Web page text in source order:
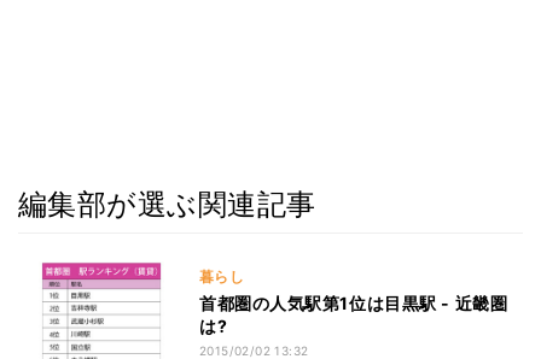
編集部が選ぶ関連記事
暮らし
首都圏の人気駅第1位は目黒駅 - 近畿圏
は?
2015/02/02 13:32